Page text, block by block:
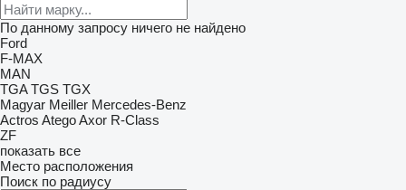
По данному запросу ничего не найдено
Ford
F-MAX
MAN
TGA TGS TGX
Magyar Meiller Mercedes-Benz
Actros AtegoAxor R-Class
ZF
показать все
Место расположения
Поиск по радиусу